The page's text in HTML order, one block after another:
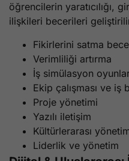
öğrencilerin yaratıcılığı,
ilişkileri becerileri
Fikirlerini satma
Verimliliği artırma
İş simülasyon
Ekip çalışması ve iş
Proje yönetimi
Yazılı iletişim
Kültürlerarası
Liderlik ve yönetim